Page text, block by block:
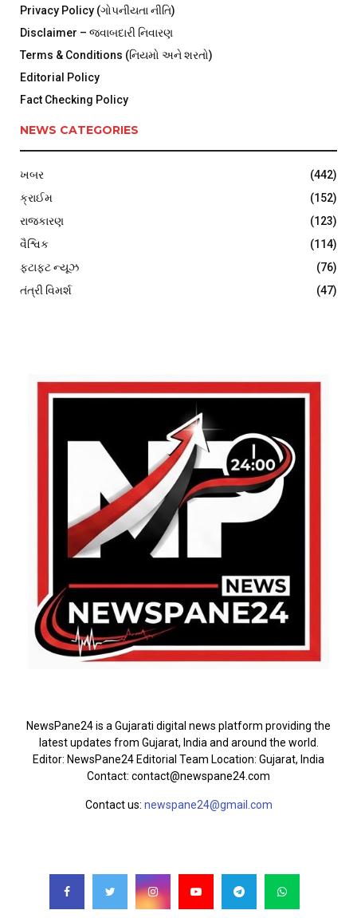
Privacy Policy (ગોપનીયતા નીતિ)
Disclaimer – જવાબદારી નિવારણ
Terms & Conditions (નિયમો અને શરતો)
Editorial Policy
Fact Checking Policy
NEWS CATEGORIES
ખબર
(442)
ક્રાઈમ
(152)
રાજકારણ
(123)
વૈશ્વિક
(114)
ફટાફટ ન્યૂઝ
(76)
તંત્રી વિમર્શ
(47)
NewsPane24 is a Gujarati digital news platform providing the
latest updates from Gujarat, India and around the world.
Editor: NewsPane24 Editorial Team Location: Gujarat, India
Contact: contact@newspane24.com
Contact us: newspane24@gmail.com